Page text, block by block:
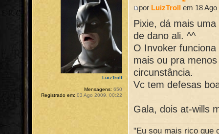
por LuizTroll em 18 Ago
Pixie, dá mais
de dano ali. ^^
O Invoker
mais ou pra
circunstância.
Vc tem defesas
Gala, dois at-wills
"Eu sou mais rico que
LuizTroll
Mensagens: 650
Registrado em: 03 Ago 2009, 00:22